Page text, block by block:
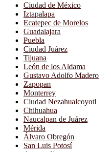
Ciudad de México
Iztapalapa
Ecatepec de Morelos
Guadalajara
Puebla
Ciudad Juárez
Tijuana
León de los Aldama
Gustavo Adolfo Madero
Zapopan
Monterrey
Ciudad Nezahualcoyotl
Chihuahua
Naucalpan de Juárez
Mérida
Álvaro Obregón
San Luis Potosí